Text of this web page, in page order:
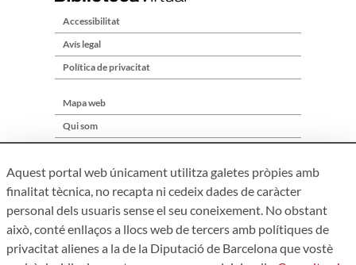
Accessibilitat
Avís legal
Política de privacitat
Mapa web
Qui som
Aquest portal web únicament utilitza galetes pròpies amb
finalitat tècnica, no recapta ni cedeix dades de caràcter
personal dels usuaris sense el seu coneixement. No obstant
això, conté enllaços a llocs web de tercers amb polítiques de
privacitat alienes a la de la Diputació de Barcelona que vostè